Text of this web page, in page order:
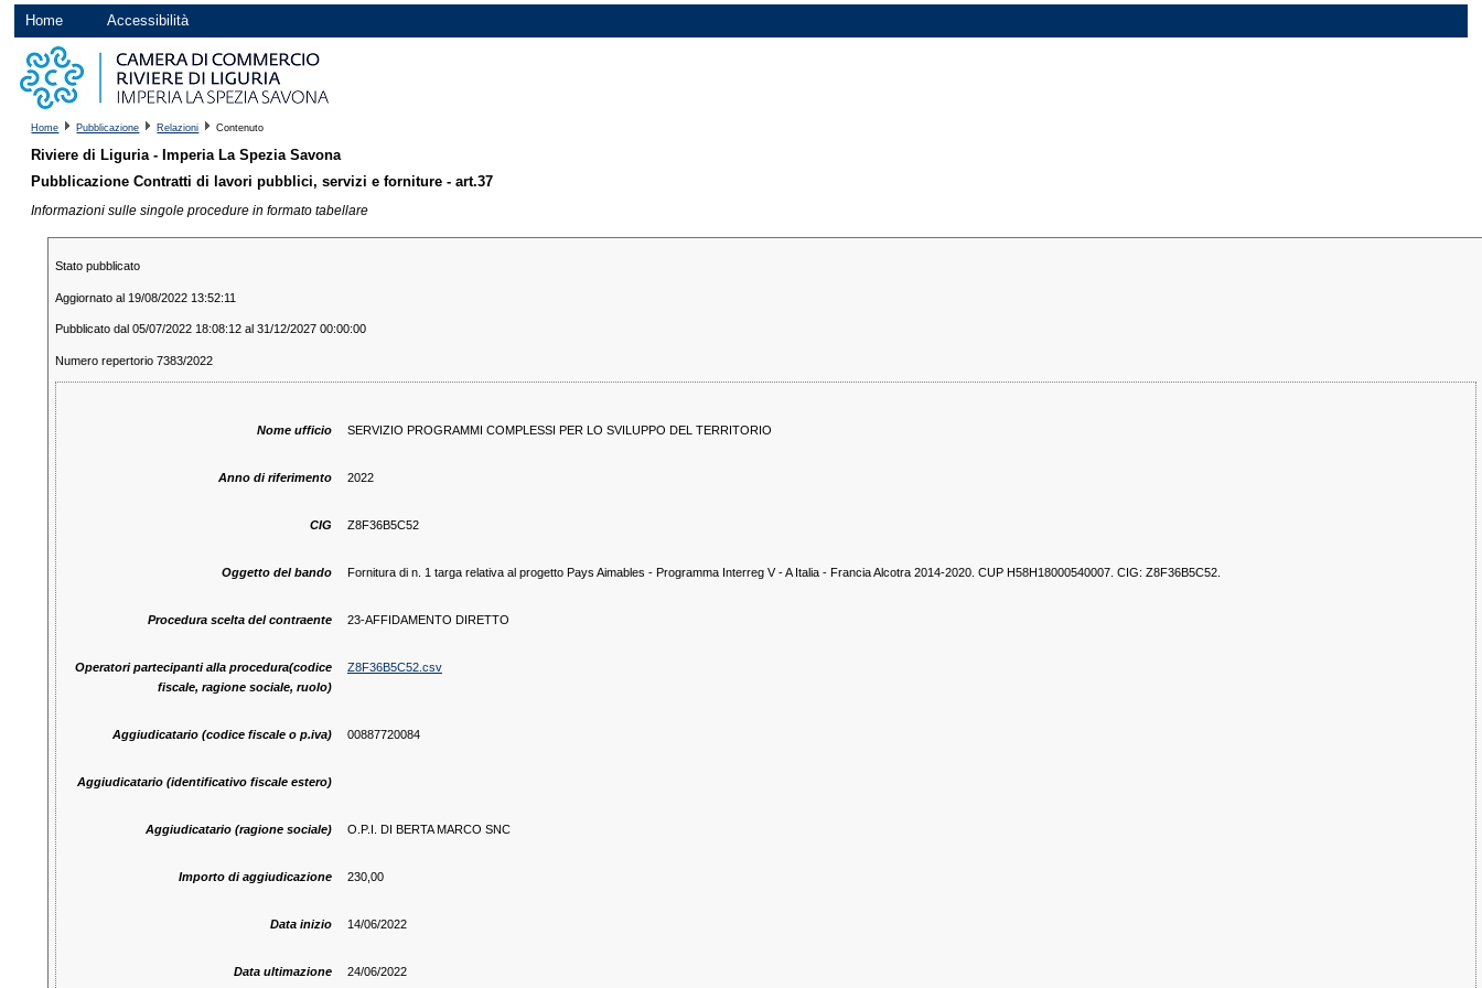
Home Accessibilità
Home Pubblicazione Relazioni Contenuto
Riviere di Liguria - Imperia La Spezia Savona
Pubblicazione Contratti di lavori pubblici, servizi e forniture - art.37
Informazioni sulle singole procedure in formato tabellare
Stato pubblicato
Aggiornato al 19/08/2022 13:52:11
Pubblicato dal 05/07/2022 18:08:12 al 31/12/2027 00:00:00
Numero repertorio 7383/2022
Nome ufficio SERVIZIO PROGRAMMI COMPLESSI PER LO SVILUPPO DEL TERRITORIO
Anno di riferimento 2022
CIG Z8F36B5C52
Oggetto del bando Fornitura di n. 1 targa relativa al progetto Pays Aimables - Programma Interreg V - A Italia - Francia Alcotra 2014-2020. CUP H58H18000540007. CIG: Z8F36B5C52.
Procedura scelta del contraente 23-AFFIDAMENTO DIRETTO
Operatori partecipanti alla procedura(codice
fiscale, ragione sociale, ruolo)
Z8F36B5C52.csv
Aggiudicatario (codice fiscale o p.iva) 00887720084
Aggiudicatario (identificativo fiscale estero)
Aggiudicatario (ragione sociale) O.P.I. DI BERTA MARCO SNC
Importo di aggiudicazione 230,00
Data inizio 14/06/2022
Data ultimazione 24/06/2022